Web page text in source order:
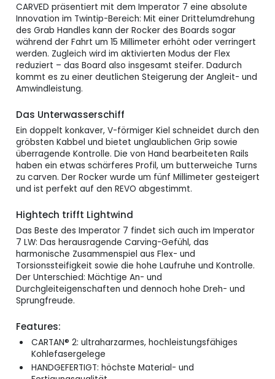
CARVED präsentiert mit dem Imperator 7 eine absolute
Innovation im Twintip-Bereich: Mit einer Drittelumdrehung
des Grab Handles kann der Rocker des Boards sogar
während der Fahrt um 15 Millimeter erhöht oder verringert
werden. Zugleich wird im aktivierten Modus der Flex
reduziert – das Board also insgesamt steifer. Dadurch
kommt es zu einer deutlichen Steigerung der Angleit- und
Amwindleistung.
Das Unterwasserschiff
Ein doppelt konkaver, V-förmiger Kiel schneidet durch den
gröbsten Kabbel und bietet unglaublichen Grip sowie
überragende Kontrolle. Die von Hand bearbeiteten Rails
haben ein etwas schärferes Profil, um butterweiche Turns
zu carven. Der Rocker wurde um fünf Millimeter gesteigert
und ist perfekt auf den REVO abgestimmt.
Hightech trifft Lightwind
Das Beste des Imperator 7 findet sich auch im Imperator
7 LW: Das herausragende Carving-Gefühl, das
harmonische Zusammenspiel aus Flex- und
Torsionssteifigkeit sowie die hohe Laufruhe und Kontrolle.
Der Unterschied: Mächtige An- und
Durchgleiteigenschaften und dennoch hohe Dreh- und
Sprungfreude.
Features:
CARTAN® 2: ultraharzarmes, hochleistungsfähiges
Kohlefasergelege
HANDGEFERTIGT: höchste Material- und